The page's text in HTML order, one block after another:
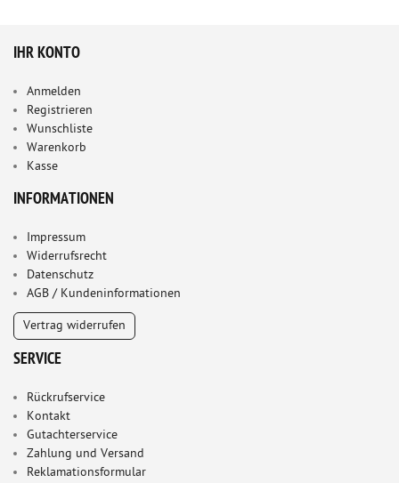
IHR KONTO
Anmelden
Registrieren
Wunschliste
Warenkorb
Kasse
INFORMATIONEN
Impressum
Widerrufsrecht
Datenschutz
AGB / Kundeninformationen
Vertrag widerrufen
SERVICE
Rückrufservice
Kontakt
Gutachterservice
Zahlung und Versand
Reklamationsformular